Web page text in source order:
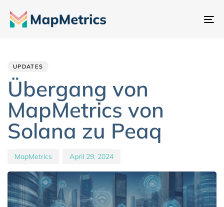
UPDATES
Übergang von
MapMetrics von
Solana zu Peaq
MapMetrics April 29, 2024